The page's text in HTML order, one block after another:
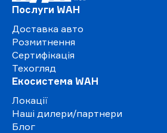
Послуги WAH
Доставка авто
Розмитнення
Сертифікація
Техогляд
Екосистема WAH
Локації
Наші дилери/партнери
Блог